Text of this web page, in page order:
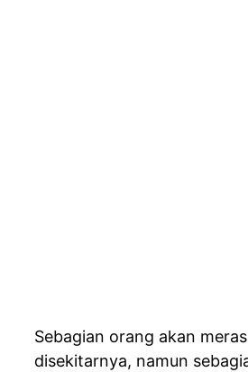
Sebagian orang akan
disekitarnya, namun